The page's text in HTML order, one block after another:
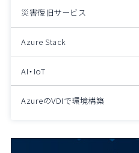
災害復旧サービス
Azure Stack
AI・IoT
AzureのVDIで環境構築